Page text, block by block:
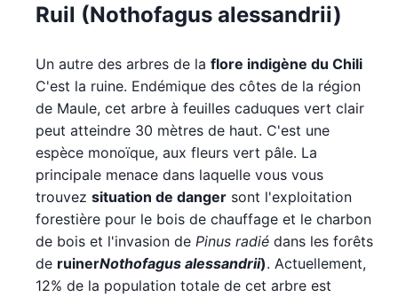
Ruil (Nothofagus alessandrii)
Un autre des arbres de la flore indigène du Chili
C'est la ruine. Endémique des côtes de la région
de Maule, cet arbre à feuilles caduques vert clair
peut atteindre 30 mètres de haut. C'est une
espèce monoïque, aux fleurs vert pâle. La
principale menace dans laquelle vous vous
trouvez situation de danger sont l'exploitation
forestière pour le bois de chauffage et le charbon
de bois et l'invasion de Pinus radié dans les forêts
de ruinerNothofagus alessandrii). Actuellement,
12% de la population totale de cet arbre est